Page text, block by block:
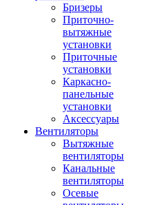
Бризеры
Приточно-
вытяжные
установки
Приточные
установки
Каркасно-
панельные
установки
Аксессуары
Вентиляторы
Вытяжные
вентиляторы
Канальные
вентиляторы
Осевые